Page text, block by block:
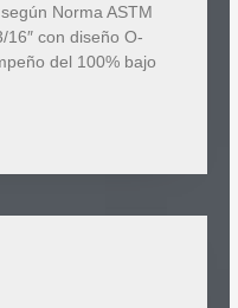
Norma ASTM
con diseño O-
del 100% bajo